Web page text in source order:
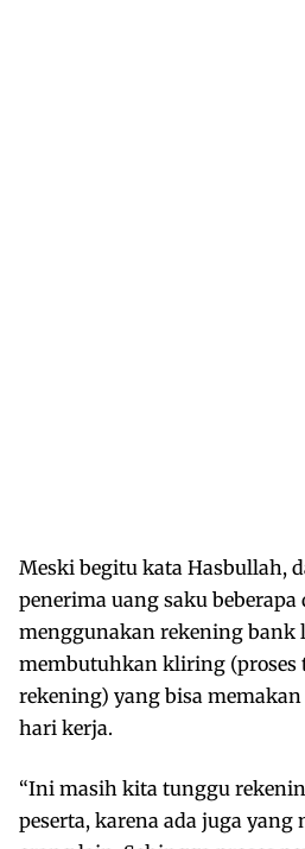
Meski begitu kata Hasbullah,
penerima uang saku
menggunakan rekening bank
membutuhkan kliring (proses
rekening) yang bisa
hari kerja.
“Ini masih kita tunggu
peserta, karena ada juga